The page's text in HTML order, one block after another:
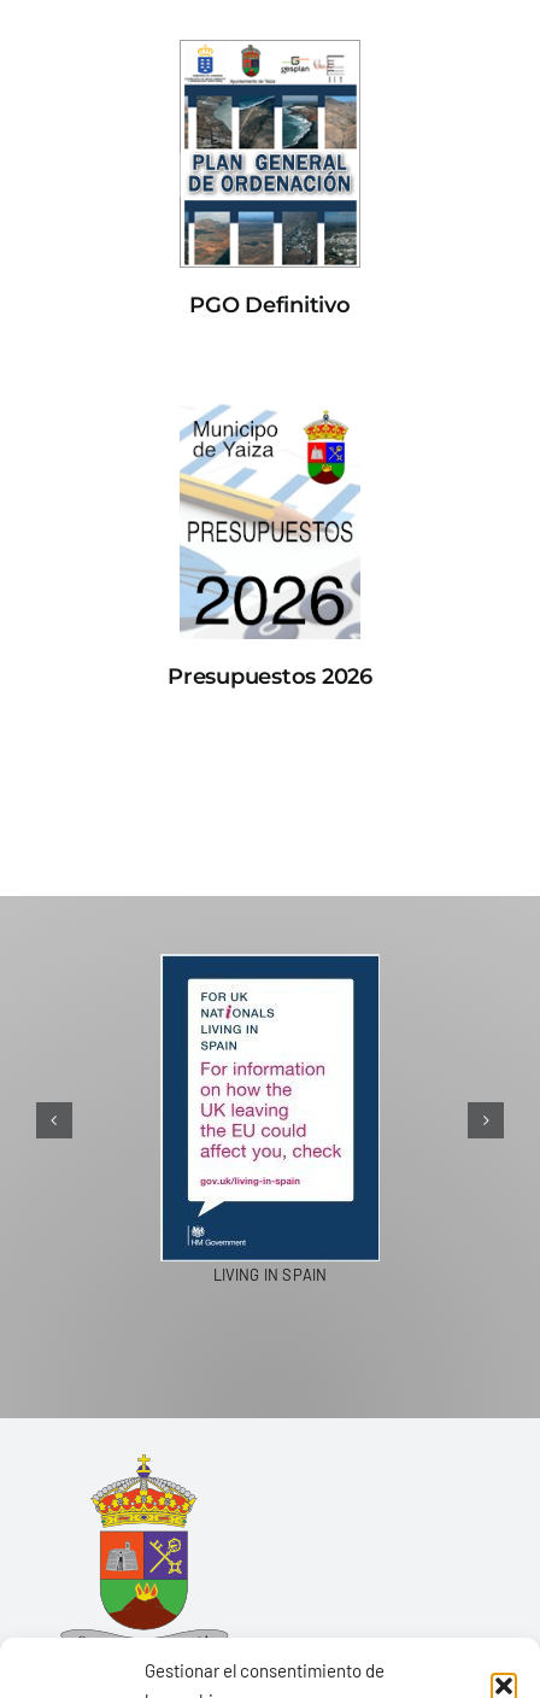
Gestionar el consentimiento de
PGO Definitivo
Presupuestos 2026
LIVING IN SPAIN